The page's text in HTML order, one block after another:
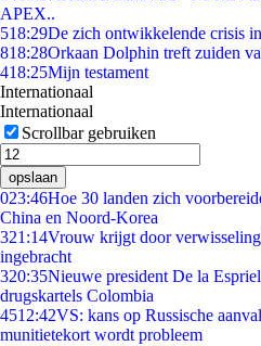
APEX..
518:29De zich ontwikkelende crisis
818:28Orkaan Dolphin treft zuiden
418:25Mijn testament
Internationaal
Internationaal
Scrollbar gebruiken
opslaan
023:46Hoe 30 landen zich
China en Noord-Korea
321:14Vrouw krijgt door
ingebracht
320:35Nieuwe president De la
drugskartels Colombia
4512:42VS: kans op Russische
munitietekort wordt probleem